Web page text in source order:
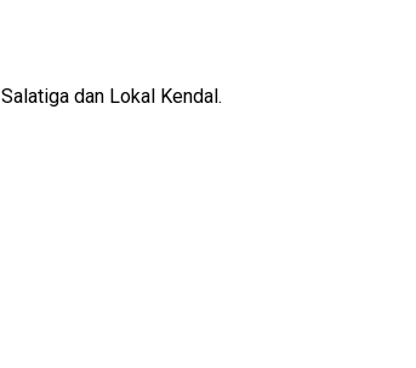
dan Lokal Kendal.